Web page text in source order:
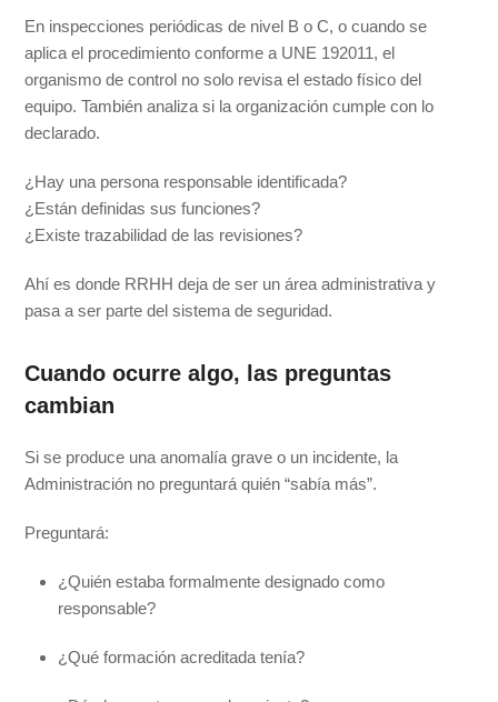
En inspecciones periódicas de nivel B o C, o cuando se
aplica el procedimiento conforme a UNE 192011, el
organismo de control no solo revisa el estado físico del
equipo. También analiza si la organización cumple con lo
declarado.
¿Hay una persona responsable identificada?
¿Están definidas sus funciones?
¿Existe trazabilidad de las revisiones?
Ahí es donde RRHH deja de ser un área administrativa y
pasa a ser parte del sistema de seguridad.
Cuando ocurre algo, las preguntas
cambian
Si se produce una anomalía grave o un incidente, la
Administración no preguntará quién “sabía más”.
Preguntará:
¿Quién estaba formalmente designado como
responsable?
¿Qué formación acreditada tenía?